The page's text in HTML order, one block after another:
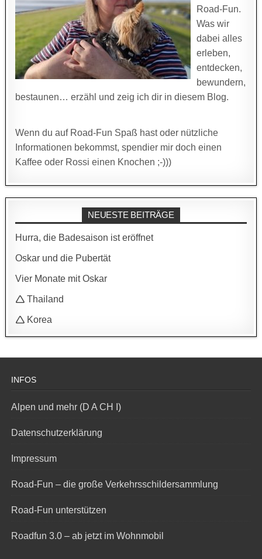
Road-Fun.
Was wir
dabei alles
erleben,
entdecken,
bewundern,
bestaunen… erzähl und zeig ich dir in diesem Blog.
Wenn du auf Road-Fun Spaß hast oder nützliche
Informationen bekommst, spendier mir doch einen
Kaffee oder Rossi einen Knochen ;-)))
NEUESTE BEITRÄGE
Hurra, die Badesaison ist eröffnet
Oskar und die Pubertät
Vier Monate mit Oskar
🛆 Thailand
🛆 Korea
INFOS
Alpen und mehr (D A CH I)
Datenschutzerklärung
Impressum
Road-Fun – die große Verkehrsschildersammlung
Road-Fun unterstützen
Roadfun 3.0 – ab jetzt im Wohnmobil